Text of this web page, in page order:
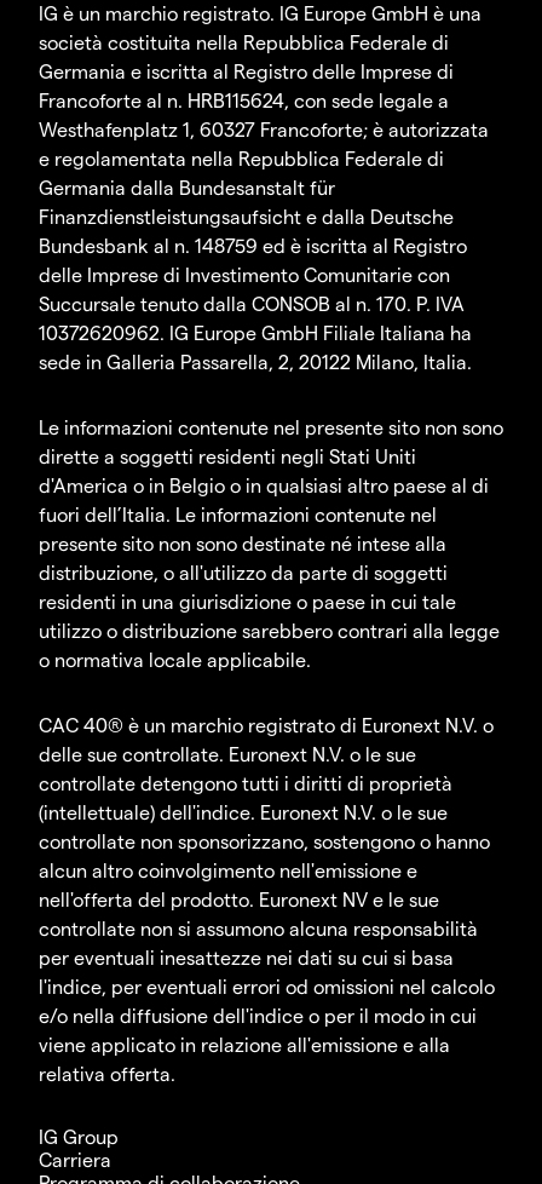
IG è un marchio registrato. IG Europe GmbH è una
società costituita nella Repubblica Federale di
Germania e iscritta al Registro delle Imprese di
Francoforte al n. HRB115624, con sede legale a
Westhafenplatz 1, 60327 Francoforte; è autorizzata
e regolamentata nella Repubblica Federale di
Germania dalla Bundesanstalt für
Finanzdienstleistungsaufsicht e dalla Deutsche
Bundesbank al n. 148759 ed è iscritta al Registro
delle Imprese di Investimento Comunitarie con
Succursale tenuto dalla CONSOB al n. 170. P. IVA
10372620962. IG Europe GmbH Filiale Italiana ha
sede in Galleria Passarella, 2, 20122 Milano, Italia.
Le informazioni contenute nel presente sito non sono
dirette a soggetti residenti negli Stati Uniti
d'America o in Belgio o in qualsiasi altro paese al di
fuori dell’Italia. Le informazioni contenute nel
presente sito non sono destinate né intese alla
distribuzione, o all'utilizzo da parte di soggetti
residenti in una giurisdizione o paese in cui tale
utilizzo o distribuzione sarebbero contrari alla legge
o normativa locale applicabile.
CAC 40® è un marchio registrato di Euronext N.V. o
delle sue controllate. Euronext N.V. o le sue
controllate detengono tutti i diritti di proprietà
(intellettuale) dell'indice. Euronext N.V. o le sue
controllate non sponsorizzano, sostengono o hanno
alcun altro coinvolgimento nell'emissione e
nell'offerta del prodotto. Euronext NV e le sue
controllate non si assumono alcuna responsabilità
per eventuali inesattezze nei dati su cui si basa
l'indice, per eventuali errori od omissioni nel calcolo
e/o nella diffusione dell'indice o per il modo in cui
viene applicato in relazione all'emissione e alla
relativa offerta.
IG Group
Carriera